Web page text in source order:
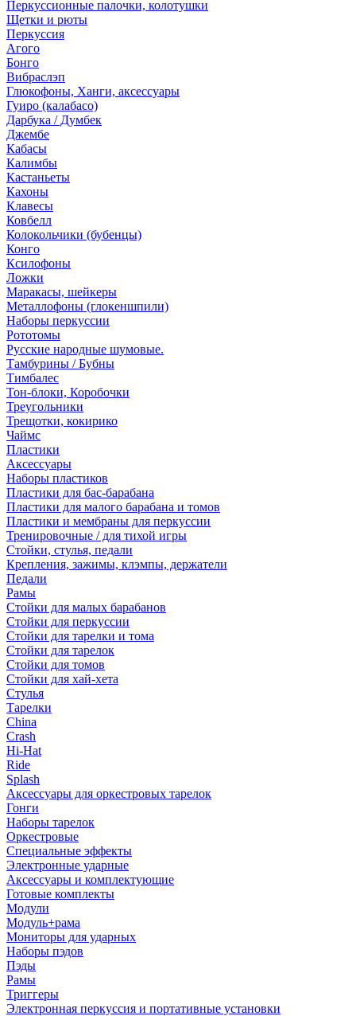
Перкуссионные палочки, колотушки
Щетки и рюты
Перкуссия
Агого
Бонго
Вибраслэп
Глюкофоны, Ханги, аксессуары
Гуиро (калабасо)
Дарбука / Думбек
Джембе
Кабасы
Калимбы
Кастаньеты
Кахоны
Клавесы
Ковбелл
Колокольчики (бубенцы)
Конго
Ксилофоны
Ложки
Маракасы, шейкеры
Металлофоны (глокеншпили)
Наборы перкуссии
Рототомы
Русские народные шумовые.
Тамбурины / Бубны
Тимбалес
Тон-блоки, Коробочки
Треугольники
Трещотки, кокирико
Чаймс
Пластики
Аксессуары
Наборы пластиков
Пластики для бас-барабана
Пластики для малого барабана и томов
Пластики и мембраны для перкуссии
Тренировочные / для тихой игры
Стойки, стулья, педали
Крепления, зажимы, клэмпы, держатели
Педали
Рамы
Стойки для малых барабанов
Стойки для перкуссии
Стойки для тарелки и тома
Стойки для тарелок
Стойки для томов
Стойки для хай-хета
Стулья
Тарелки
China
Crash
Hi-Hat
Ride
Splash
Аксессуары для оркестровых тарелок
Гонги
Наборы тарелок
Оркестровые
Специальные эффекты
Электронные ударные
Аксессуары и комплектующие
Готовые комплекты
Модули
Модуль+рама
Мониторы для ударных
Наборы пэдов
Пэды
Рамы
Триггеры
Электронная перкуссия и портативные установки